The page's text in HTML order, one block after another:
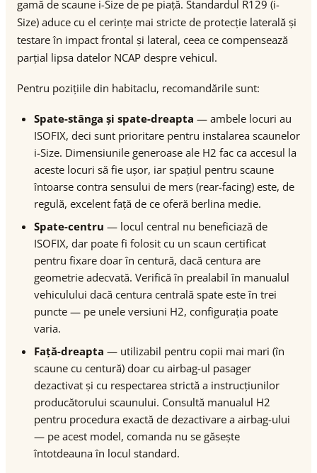
gamă de scaune i-Size de pe piață. Standardul R129 (i-
Size) aduce cu el cerințe mai stricte de protecție laterală și
testare în impact frontal și lateral, ceea ce compensează
parțial lipsa datelor NCAP despre vehicul.
Pentru pozițiile din habitaclu, recomandările sunt:
Spate-stânga și spate-dreapta — ambele locuri au
ISOFIX, deci sunt prioritare pentru instalarea scaunelor
i-Size. Dimensiunile generoase ale H2 fac ca accesul la
aceste locuri să fie ușor, iar spațiul pentru scaune
întoarse contra sensului de mers (rear-facing) este, de
regulă, excelent față de ce oferă berlina medie.
Spate-centru — locul central nu beneficiază de
ISOFIX, dar poate fi folosit cu un scaun certificat
pentru fixare doar în centură, dacă centura are
geometrie adecvată. Verifică în prealabil în manualul
vehiculului dacă centura centrală spate este în trei
puncte — pe unele versiuni H2, configurația poate
varia.
Față-dreapta — utilizabil pentru copii mai mari (în
scaune cu centură) doar cu airbag-ul pasager
dezactivat și cu respectarea strictă a instrucțiunilor
producătorului scaunului. Consultă manualul H2
pentru procedura exactă de dezactivare a airbag-ului
— pe acest model, comanda nu se găsește
întotdeauna în locul standard.